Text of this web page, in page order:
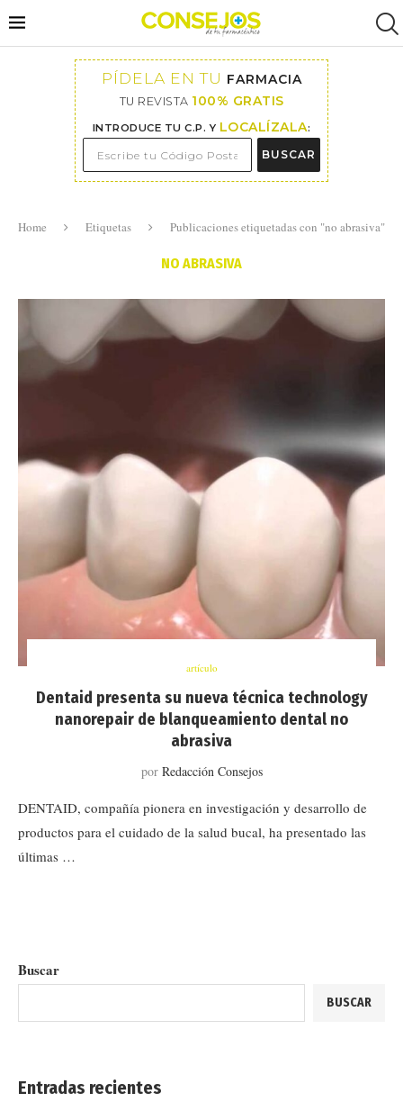
PÍDELA EN TU FARMACIA
TU REVISTA 100% GRATIS
INTRODUCE TU C.P. Y LOCALÍZALA:
BUSCAR
Home Etiquetas Publicaciones etiquetadas con "no abrasiva"
NO ABRASIVA
artículo
Dentaid presenta su nueva técnica technology
nanorepair de blanqueamiento dental no
abrasiva
por Redacción Consejos
DENTAID, compañía pionera en investigación y desarrollo de
productos para el cuidado de la salud bucal, ha presentado las
últimas …
Buscar
BUSCAR
Entradas recientes